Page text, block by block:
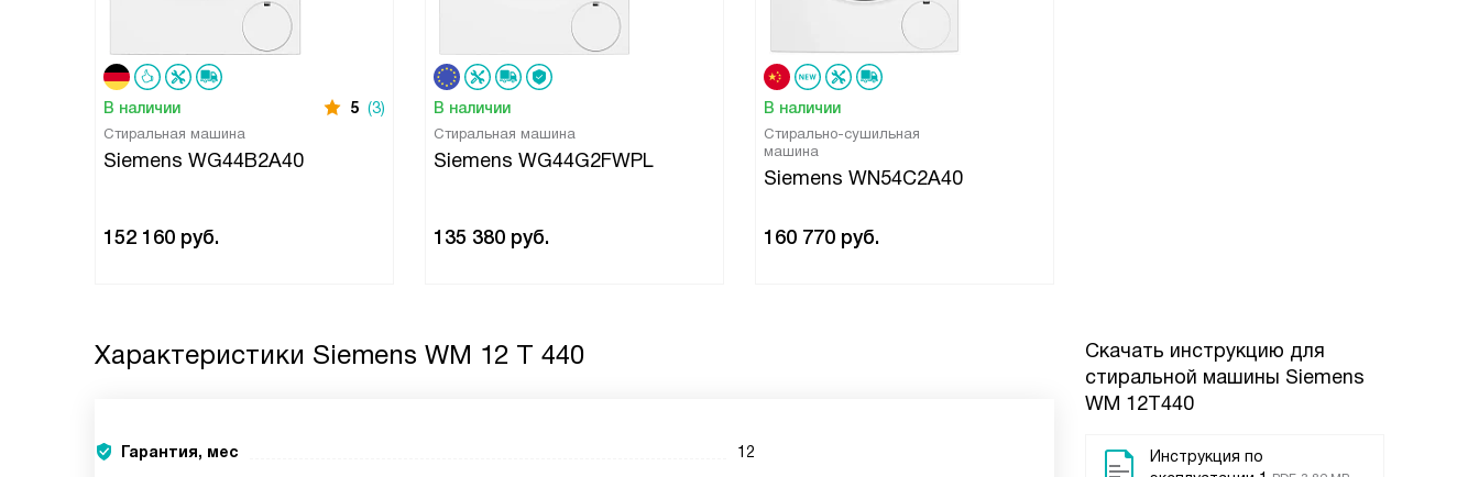
В наличии 5 (3)
Стиральная машина
Siemens WG44B2A40
152 160 руб.
В наличии
Стиральная машина
Siemens WG44G2FWPL
135 380 руб.
В наличии
Стирально-сушильная
машина
Siemens WN54C2A40
160 770 руб.
Скачать инструкцию для
стиральной машины Siemens
WM 12T440
Инструкция по
Характеристики Siemens WM 12 T 440
Гарантия, мес 12